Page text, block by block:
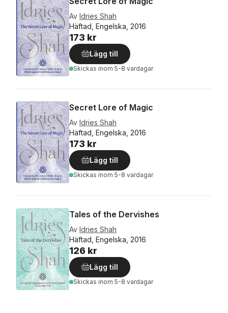
Av Idries Shah
Häftad, Engelska, 2016
173 kr
Lägg till
Skickas inom 5-8 vardagar
Secret Lore of Magic
Av Idries Shah
Häftad, Engelska, 2016
173 kr
Lägg till
Skickas inom 5-8 vardagar
Tales of the Dervishes
Av Idries Shah
Häftad, Engelska, 2016
126 kr
Lägg till
Skickas inom 5-8 vardagar